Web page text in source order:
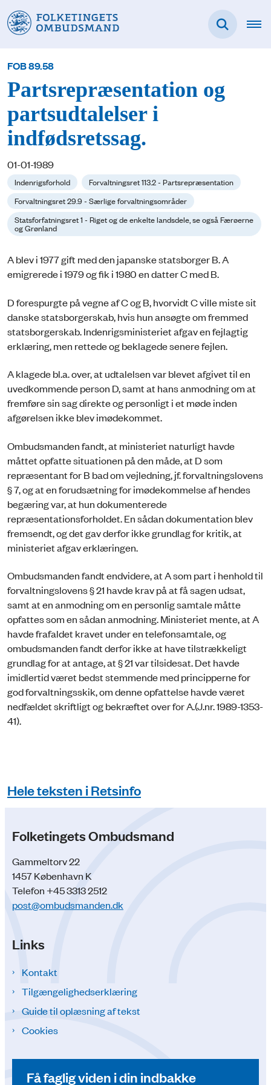
FOB 89.58
Partsrepræsentation og
partsudtalelser i
indfødsretssag.
01-01-1989
Indenrigsforhold
Forvaltningsret 113.2 - Partsrepræsentation
Forvaltningsret 29.9 - Særlige forvaltningsområder
Statsforfatningsret 1 - Riget og de enkelte landsdele, se også Færøerne
og Grønland
A blev i 1977 gift med den japanske statsborger B. A
emigrerede i 1979 og fik i 1980 en datter C med B.
D forespurgte på vegne af C og B, hvorvidt C ville miste sit
danske statsborgerskab, hvis hun ansøgte om fremmed
statsborgerskab. Indenrigsministeriet afgav en fejlagtig
erklæring, men rettede og beklagede senere fejlen.
A klagede bl.a. over, at udtalelsen var blevet afgivet til en
uvedkommende person D, samt at hans anmodning om at
fremføre sin sag direkte og personligt i et møde inden
afgørelsen ikke blev imødekommet.
Ombudsmanden fandt, at ministeriet naturligt havde
måttet opfatte situationen på den måde, at D som
repræsentant for B bad om vejledning, jf. forvaltningslovens
§ 7, og at en forudsætning for imødekommelse af hendes
begæring var, at hun dokumenterede
repræsentationsforholdet. En sådan dokumentation blev
fremsendt, og det gav derfor ikke grundlag for kritik, at
ministeriet afgav erklæringen.
Ombudsmanden fandt endvidere, at A som part i henhold til
forvaltningslovens § 21 havde krav på at få sagen udsat,
samt at en anmodning om en personlig samtale måtte
opfattes som en sådan anmodning. Ministeriet mente, at A
havde frafaldet kravet under en telefonsamtale, og
ombudsmanden fandt derfor ikke at have tilstrækkeligt
grundlag for at antage, at § 21 var tilsidesat. Det havde
imidlertid været bedst stemmende med principperne for
god forvaltningsskik, om denne opfattelse havde været
nedfældet skriftligt og bekræftet over for A.(J.nr. 1989-1353-
41).
Hele teksten i Retsinfo
Folketingets Ombudsmand
Gammeltorv 22
1457 København K
Telefon +45 3313 2512
post@ombudsmanden.dk
Links
Kontakt
Tilgængelighedserklæring
Guide til oplæsning af tekst
Cookies
Få faglig viden i din indbakke